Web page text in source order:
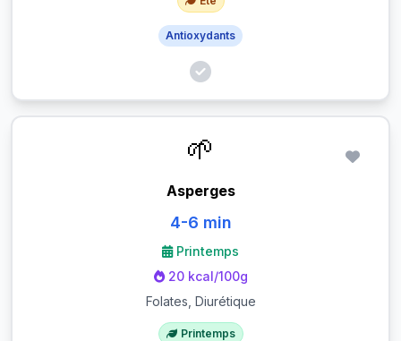
Antioxydants
🌱
Asperges
4-6 min
Printemps
20 kcal/100g
Folates, Diurétique
Printemps